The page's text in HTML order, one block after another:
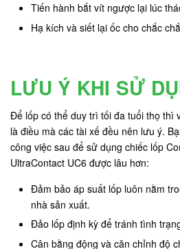
Tiến hành bắt vít ngược lại lúc
Hạ kích và siết lại ốc cho chắc
LƯU Ý KHI SỬ
Để lốp có thể duy trì tối đa tuổi thọ thì
là điều mà các tài xế đều nên lưu ý.
công việc sau để sử dụng chiếc lốp
UltraContact UC6 được lâu hơn:
Đảm bảo áp suất lốp luôn nằm
nhà sản xuất.
Đảo lốp định kỳ để tránh tình
Cân bằng động và căn chỉnh độ